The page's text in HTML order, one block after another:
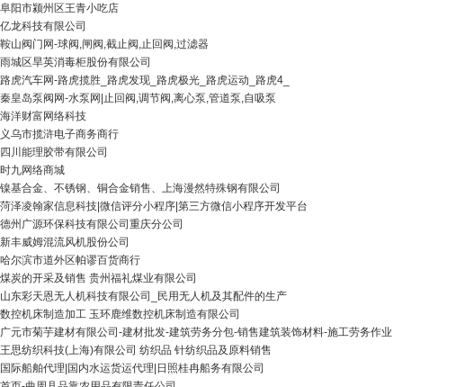
阜阳市颍州区王青小吃店
亿龙科技有限公司
鞍山阀门网-球阀,闸阀,截止阀,止回阀,过滤器
雨城区旱英消毒柜股份有限公司
路虎汽车网-路虎揽胜_路虎发现_路虎极光_路虎运动_路虎4_
秦皇岛泵阀网-水泵网|止回阀,调节阀,离心泵,管道泵,自吸泵
海洋财富网络科技
义乌市揽浒电子商务商行
四川能理胶带有限公司
时九网络商城
镍基合金、不锈钢、铜合金销售、上海漫然特殊钢有限公司
菏泽凌翰家信息科技|微信评分小程序|第三方微信小程序开发平台
德州广源环保科技有限公司重庆分公司
新丰威姆混流风机股份公司
哈尔滨市道外区帕谬百货商行
煤炭的开采及销售 贵州福礼煤业有限公司
山东彩天恩无人机科技有限公司_民用无人机及其配件的生产
数控机床制造加工 玉环鹿维数控机床制造有限公司
广元市菊芋建材有限公司-建材批发-建筑劳务分包-销售建筑装饰材料-施工劳务作业
王思纺织科技(上海)有限公司 纺织品 针纺织品及原料销售
国际船舶代理|国内水运货运代理|日照桂冉船务有限公司